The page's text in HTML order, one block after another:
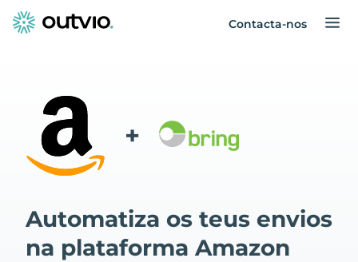
Contacta-nos
+
Automatiza os teus envios
na plataforma Amazon